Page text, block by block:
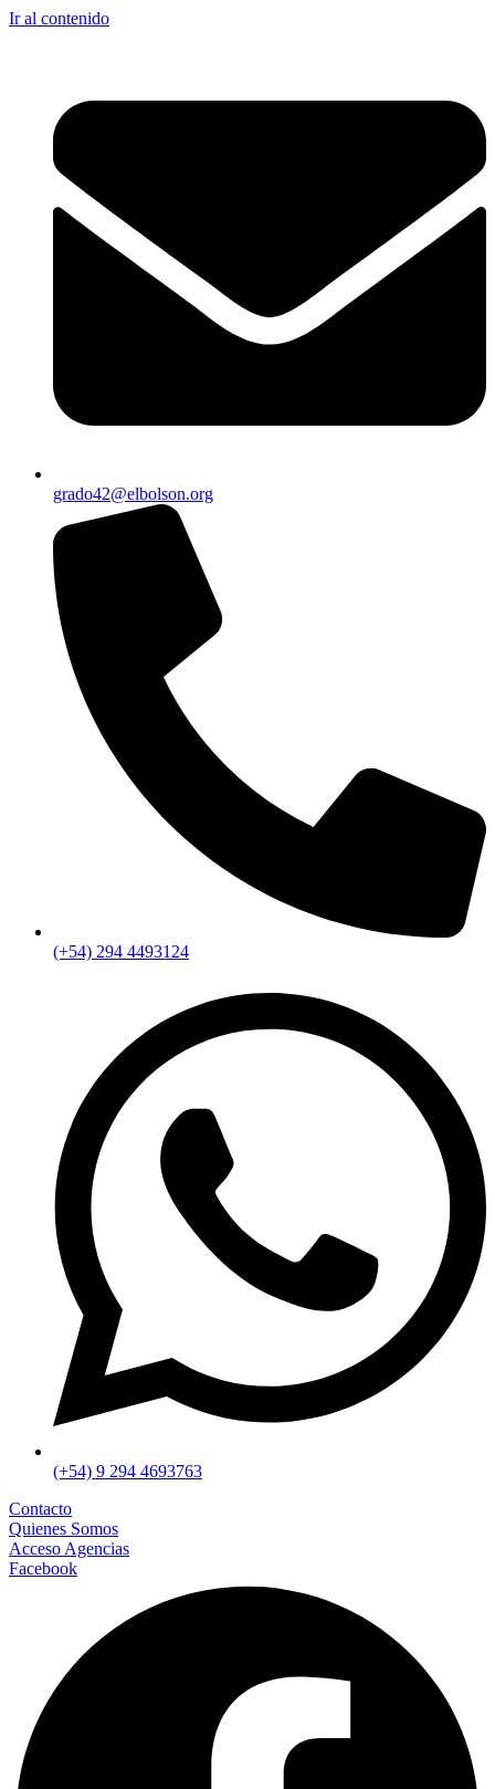
Ir al contenido
grado42@elbolson.org
(+54) 294 4493124
(+54) 9 294 4693763
Contacto
Quienes Somos
Acceso Agencias
Facebook